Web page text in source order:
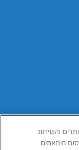
והשירות
מותאמים